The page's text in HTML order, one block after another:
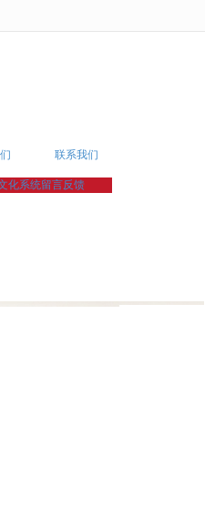
化系统
联系我们
留言反馈